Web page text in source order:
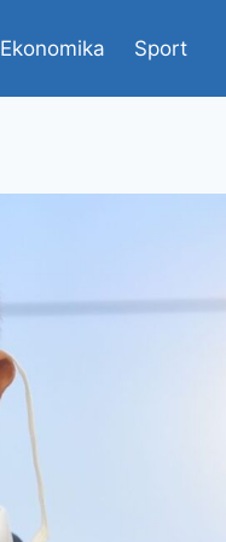
Ekonomika Sport